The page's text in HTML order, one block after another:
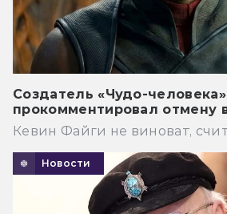
Создатель «Чудо-человека»
прокомментировал отмену
Кевин Файги не виноват,
Новости